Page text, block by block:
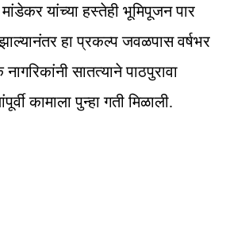
यांच्या हस्तेही भूमिपूजन पार
हा प्रकल्प जवळपास वर्षभर
सातत्याने पाठपुरावा
कामाला पुन्हा गती मिळाली.